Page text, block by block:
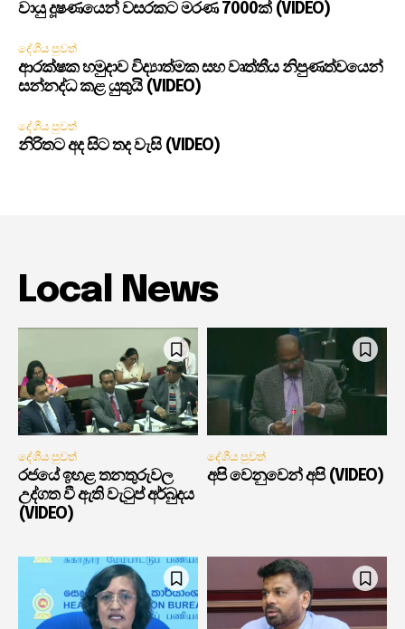
වායු දූෂණයෙන් වසරකට මරණ 7000ක් (VIDEO)
දේශීය පුවත්
ආරක්ෂක හමුදාව විද්‍යාත්මක සහ වෘත්තීය නිපුණත්වයෙන්
සන්නද්ධ කළ යුතුයි (VIDEO)
දේශීය පුවත්
නිරිතට අද සිට තද වැසි (VIDEO)
Local News
දේශීය පුවත්
රජයේ ඉහළ තනතුරුවල
උද්ගත වී ඇති වැටුප් අර්බුදය
(VIDEO)
දේශීය පුවත්
අපි වෙනුවෙන් අපි (VIDEO)